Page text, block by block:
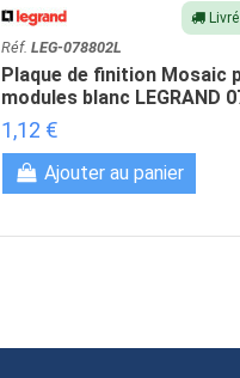
Réf. LEG-078802L
Plaque de finition Mosaic
modules blanc LEGRAND
1,12 €
Ajouter au panier